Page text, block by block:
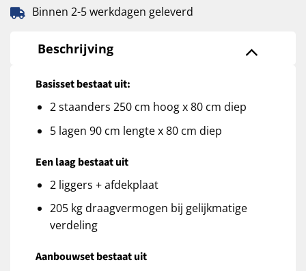
Binnen 2-5 werkdagen geleverd
Beschrijving
Basisset bestaat uit:
2 staanders 250 cm hoog x 80 cm diep
5 lagen 90 cm lengte x 80 cm diep
Een laag bestaat uit
2 liggers + afdekplaat
205 kg draagvermogen bij gelijkmatige
verdeling
Aanbouwset bestaat uit